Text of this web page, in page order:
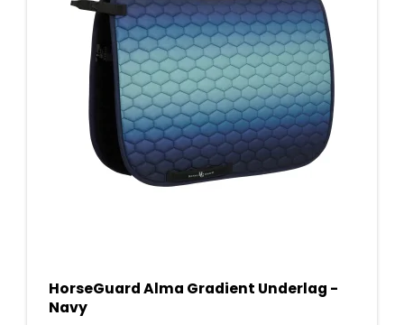
HorseGuard Alma Gradient Underlag -
Navy